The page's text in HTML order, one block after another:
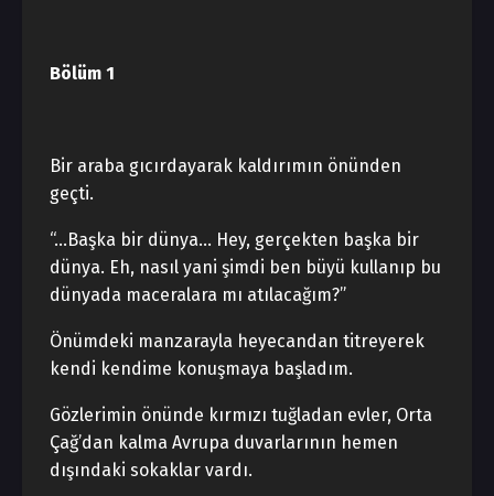
Bölüm 1
Bir araba gıcırdayarak kaldırımın önünden
geçti.
“…Başka bir dünya… Hey, gerçekten başka bir
dünya. Eh, nasıl yani şimdi ben büyü kullanıp bu
dünyada maceralara mı atılacağım?”
Önümdeki manzarayla heyecandan titreyerek
kendi kendime konuşmaya başladım.
Gözlerimin önünde kırmızı tuğladan evler, Orta
Çağ’dan kalma Avrupa duvarlarının hemen
dışındaki sokaklar vardı.